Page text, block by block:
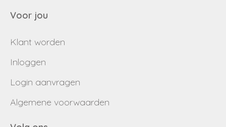
Voor jou
Klant worden
Inloggen
Login aanvragen
Algemene voorwaarden